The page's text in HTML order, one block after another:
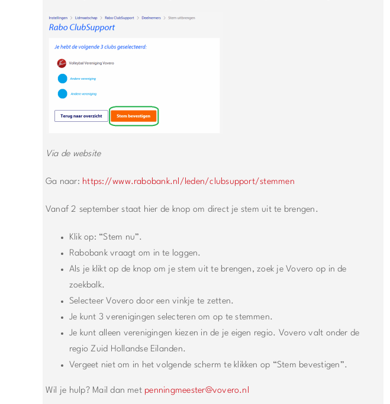
Via de website
Ga naar: https://www.rabobank.nl/leden/clubsupport/stemmen
Vanaf 2 september staat hier de knop om direct je stem uit te brengen.
Klik op: “Stem nu”.
Rabobank vraagt om in te loggen.
Als je klikt op de knop om je stem uit te brengen, zoek je Vovero op in de
zoekbalk.
Selecteer Vovero door een vinkje te zetten.
Je kunt 3 verenigingen selecteren om op te stemmen.
Je kunt alleen verenigingen kiezen in de je eigen regio. Vovero valt onder de
regio Zuid Hollandse Eilanden.
Vergeet niet om in het volgende scherm te klikken op “Stem bevestigen”.
Wil je hulp? Mail dan met penningmeester@vovero.nl